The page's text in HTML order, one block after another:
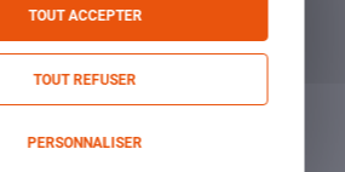
TOUT ACCEPTER
TOUT REFUSER
PERSONNALISER